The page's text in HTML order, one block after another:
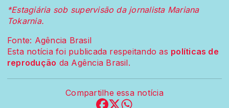
*Estagiária sob supervisão da jornalista Mariana
Tokarnia.
Fonte: Agência Brasil
Esta notícia foi publicada respeitando as políticas de
reprodução da Agência Brasil.
Compartilhe essa notícia